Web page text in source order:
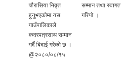
चौरासिया निवृत
हुनुभएकोमा यस
गाउँपालिकाले
कदरपत्रसाथ सम्मान
गर्दै बिदाई गरेको छ ।
@२०८०/०८/१५
सम्मान तथा स्वागत
गरियो ।